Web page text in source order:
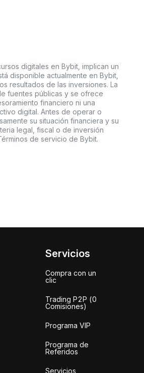
digitales en Bybit, implican un
disponible actualmente en Bybit,
resultados de las inversiones. La
fuentes públicas y se ofrece
financiero ni una
digital. Antes de operar o
su situación financiera y su
legal, fiscal o de inversión
de servicio de Bybit.
Servicios
Compra con un
clic
Trading P2P (0
Comisiones)
Programa VIP
Programa de
Referidos
Servicios